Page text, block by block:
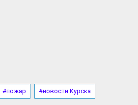
06.08.2026, 14:00
#пожар #новости Курска